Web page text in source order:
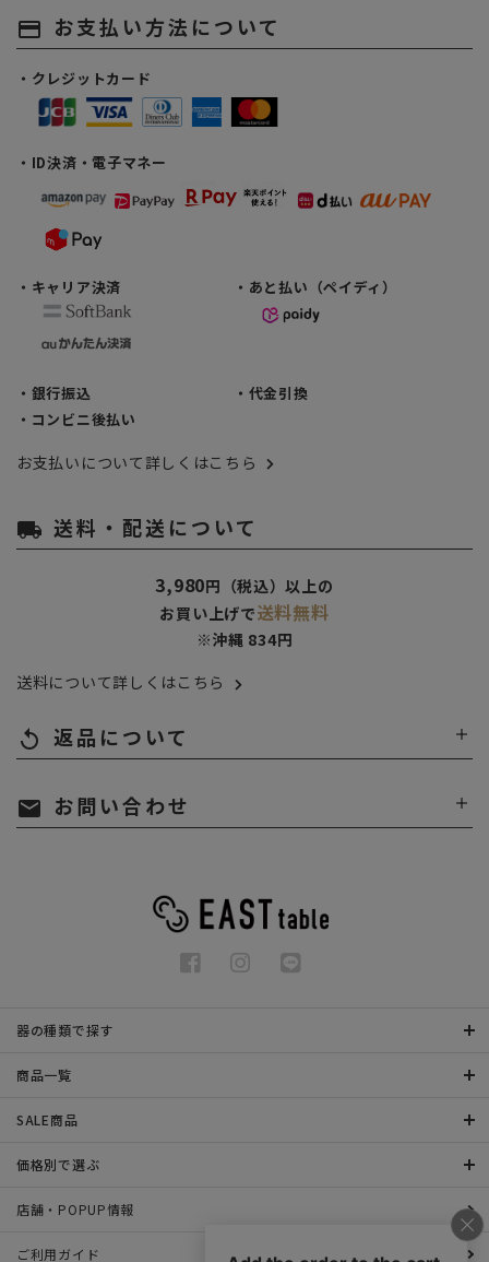
payment お支払い方法について
・クレジットカード
・ID決済・電子マネー
・キャリア決済 ・あと払い（ペイディ）
・銀行振込
・代金引換
・コンビニ後払い
お支払いについて詳しくはこちら
local_shipping 送料・配送について
3,980円（税込）以上の
お買い上げで送料無料
※沖縄 834円
送料について詳しくはこちら
replay 返品について
mail お問い合わせ
器の種類で探す
商品一覧
SALE商品
価格別で選ぶ
店舗・POPUP情報
ご利用ガイド